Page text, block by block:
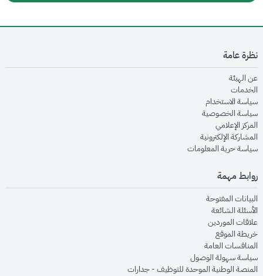
نظرة عامة
عن الهيئةopens in new window
الخدماتopens in new window
سياسة الاستخدام
سياسة الخصوصيةopens in new window
المركز الإعلاميopens in new window
المشاركة الإلكترونيةopens in new window
سياسة حرية المعلوماتopens in new window
روابط مهمة
البيانات المفتوحةopens in new window
الأسئلة الشائعةopens in new window
علاقات الموردينopens in new window
خريطة الموقعopens in new window
المنافسات العامةopens in new window
سياسة سهولة الوصولopens in new window
المنصة الوطنية الموحدة للتوظيف - جداراتopens in new window